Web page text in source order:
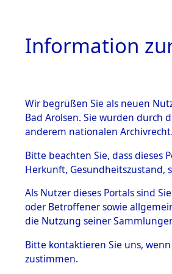
BESTÄNDE
Inhaftierungsdoku
mente
5. Verschiedenes
Todesmärsche
5.3.1 Alliierte
Information
Wir begrüßen Sie als neuen
Bad Arolsen. Sie wurden durch
anderem nationalen Archivrecht.
Bitte beachten Sie, dass
Herkunft, Gesundheitszustand,
Als Nutzer dieses Portals sind
oder Betroffener sowie
die Nutzung seiner
Bitte kontaktieren Sie uns,
zustimmen.